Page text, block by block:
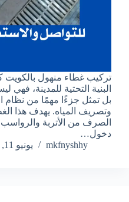
تركيب غطاء منهول
البنية التحتية للمدينة،
بل تمثل جزءًا مهمًا من
وتصريف المياه. يهدف هذا
الصرف من الأتربة
دخول…
mkfnyshhy
يونيو 11, 2023